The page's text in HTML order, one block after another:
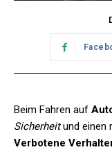
Beim Fahren auf
Sicherheitund einen
Verbotene